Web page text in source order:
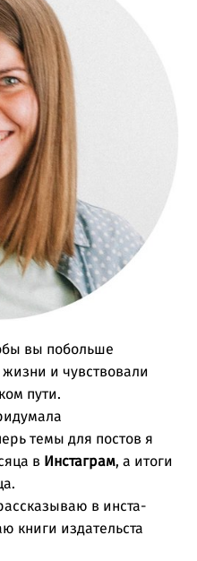
вы побольше
и чувствовали
пути.
темы для постов я
в Инстаграм, а итоги
в инста-
книги издательста